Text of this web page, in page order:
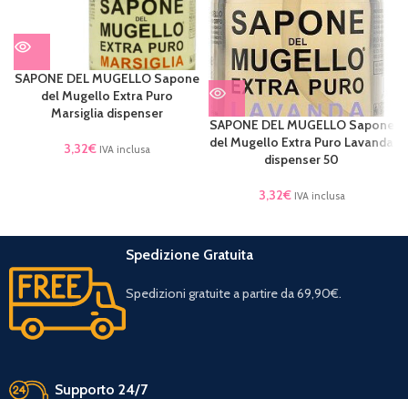
SAPONE DEL MUGELLO Sapone
del Mugello Extra Puro
Marsiglia dispenser
3,32€ IVA inclusa
SAPONE DEL MUGELLO Sapone
del Mugello Extra Puro Lavanda
dispenser 50
3,32€ IVA inclusa
Spedizione Gratuita
Spedizioni gratuite a partire da 69,90€.
Supporto 24/7